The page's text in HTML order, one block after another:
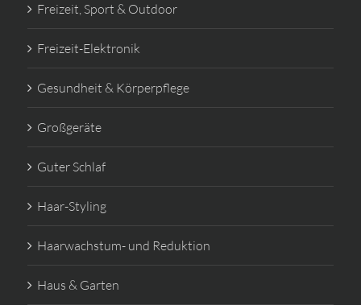
Freizeit, Sport & Outdoor
Freizeit-Elektronik
Gesundheit & Körperpflege
Großgeräte
Guter Schlaf
Haar-Styling
Haarwachstum- und Reduktion
Haus & Garten